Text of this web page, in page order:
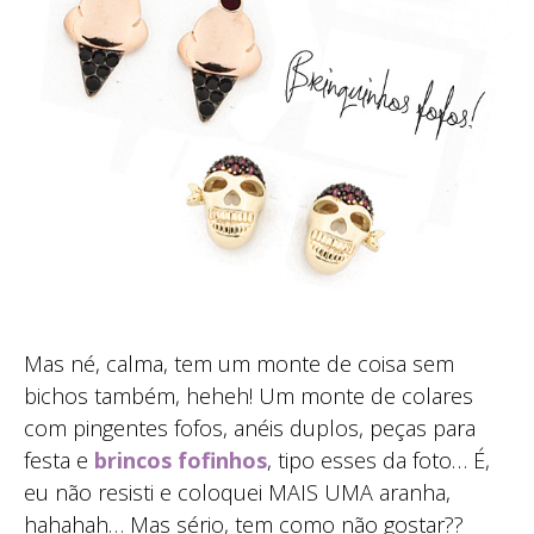
Mas né, calma, tem um monte de coisa sem
bichos também, heheh! Um monte de colares
com pingentes fofos, anéis duplos, peças para
festa e brincos fofinhos, tipo esses da foto… É,
eu não resisti e coloquei MAIS UMA aranha,
hahahah… Mas sério, tem como não gostar??